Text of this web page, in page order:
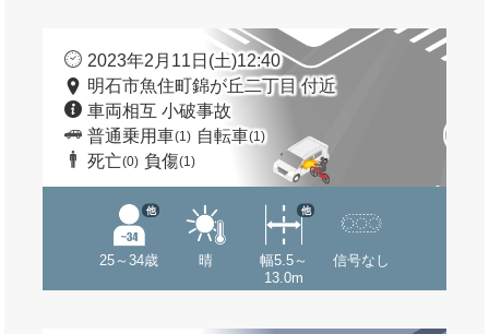
2023年2月11日(土)12:40
明石市魚住町錦が丘二丁目 付近
車両相互 小破事故
普通乗用車(1) 自転車(1)
死亡(0) 負傷(1)
25～34歳
他
晴
幅5.5～
13.0m
他
信号なし